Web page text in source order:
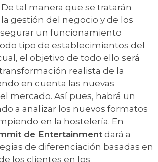
tal manera que se tratarán
gestión del negocio y de los
un funcionamiento
tipo de establecimientos del
el objetivo de todo ello será
realista de la
en cuenta las nuevas
mercado. Así pues, habrá un
a analizar los nuevos formatos
en la hostelería. En
de Entertainment dará a
de diferenciación basadas en
los clientes en los